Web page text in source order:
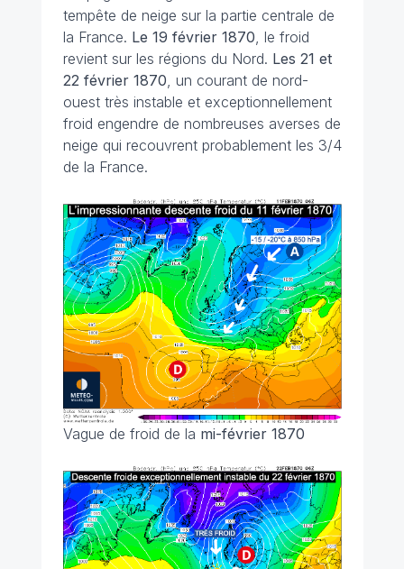
tempête de neige sur la partie centrale de
la France. Le 19 février 1870, le froid
revient sur les régions du Nord. Les 21 et
22 février 1870, un courant de nord-
ouest très instable et exceptionnellement
froid engendre de nombreuses averses de
neige qui recouvrent probablement les 3/4
de la France.
Vague de froid de la mi-février 1870